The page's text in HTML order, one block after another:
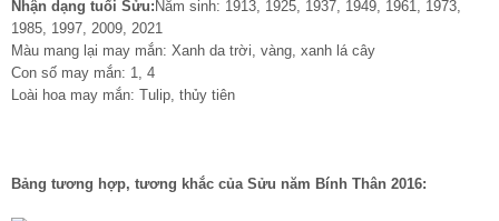
Nhận dạng tuổi Sửu: Năm sinh: 1913, 1925, 1937, 1949, 1961, 1973,
1985, 1997, 2009, 2021
Màu mang lại may mắn: Xanh da trời, vàng, xanh lá cây
Con số may mắn: 1, 4
Loài hoa may mắn: Tulip, thủy tiên
Bảng tương hợp, tương khắc của Sửu năm Bính Thân 2016: